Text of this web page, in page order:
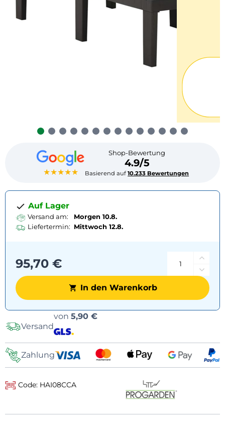
★★★★★
Shop-Bewertung
4.9/5
Basierend auf10.233 Bewertungen
Auf Lager
Versand am:
Morgen 10.8.
Liefertermin: Mittwoch 12.8.
95,70 €
In den Warenkorb
Versand
von 5,90 €
Zahlung
Code: HAI08CCA